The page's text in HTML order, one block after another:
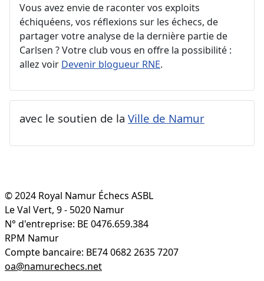
Vous avez envie de raconter vos exploits
échiquéens, vos réflexions sur les échecs, de
partager votre analyse de la dernière partie de
Carlsen ? Votre club vous en offre la possibilité :
allez voir Devenir blogueur RNE.
avec le soutien de la Ville de Namur
© 2024 Royal Namur Échecs ASBL
Le Val Vert, 9 - 5020 Namur
N° d'entreprise: BE 0476.659.384
RPM Namur
Compte bancaire: BE74 0682 2635 7207
oa@namurechecs.net